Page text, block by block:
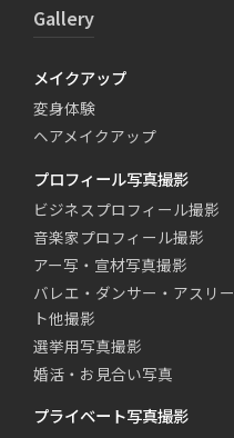
Gallery
メイクアップ
変身体験
ヘアメイクアップ
プロフィール写真撮影
ビジネスプロフィール撮影
音楽家プロフィール撮影
アー写・宣材写真撮影
バレエ・ダンサー・アスリー
ト他撮影
選挙用写真撮影
婚活・お見合い写真
プライベート写真撮影